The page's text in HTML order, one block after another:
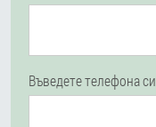
Въведете телефона си